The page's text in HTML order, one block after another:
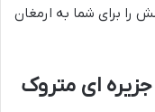
را برای شما به ارمغان
ای متروک